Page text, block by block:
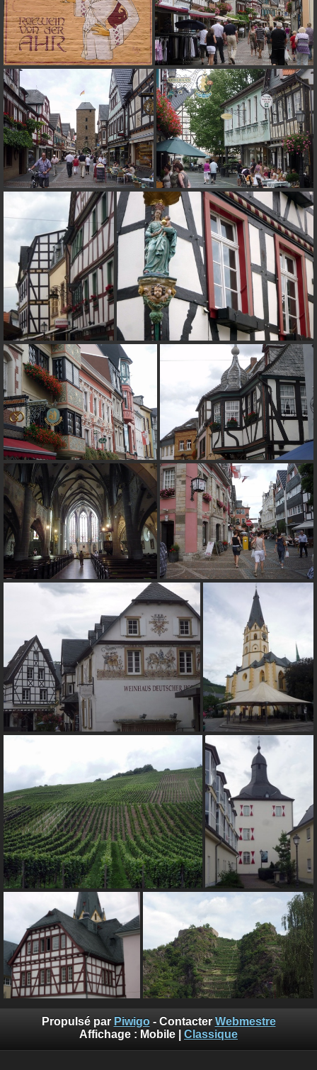
Propulsé par Piwigo- Contacter Webmestre
Affichage : Mobile
Classique